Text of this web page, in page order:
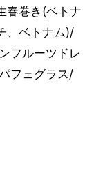
春巻き(ベトナ
、ベトナム)/
フルーツドレ
フェグラス/